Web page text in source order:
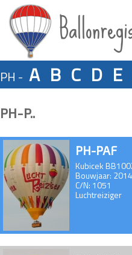
PH - A B C D E
PH-P..
PH-PAF
Kubicek
Bouwjaar: 2014
C/N: 1051
Luchtreiziger